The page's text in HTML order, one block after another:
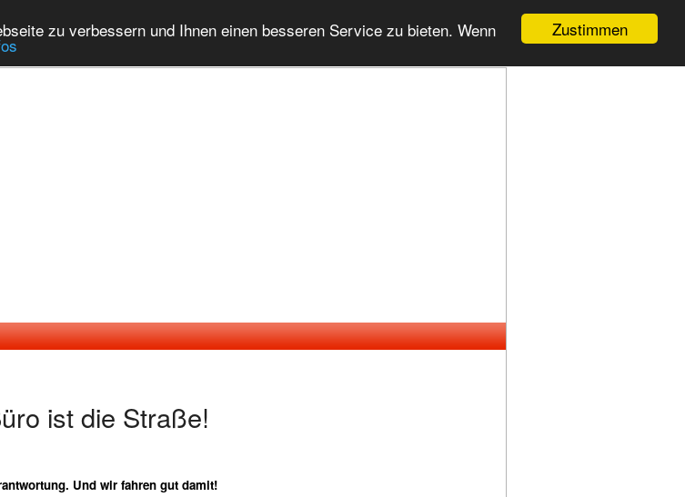
Zustimmen
zu verbessern und Ihnen einen besseren Service zu bieten. Wenn
ist die Straße!
Und wir fahren gut damit!